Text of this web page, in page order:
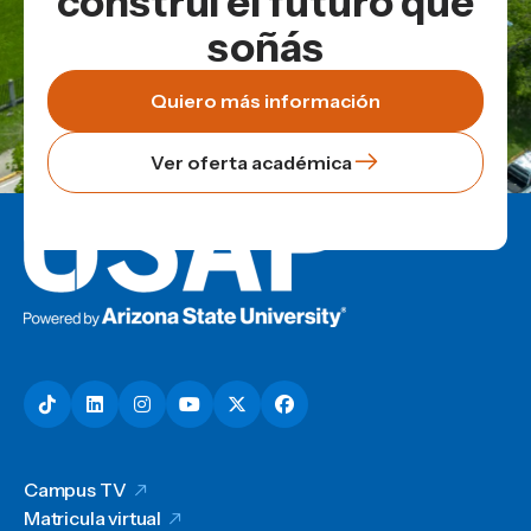
soñás
Quiero más información
Ver oferta académica
Campus TV
Matricula virtual